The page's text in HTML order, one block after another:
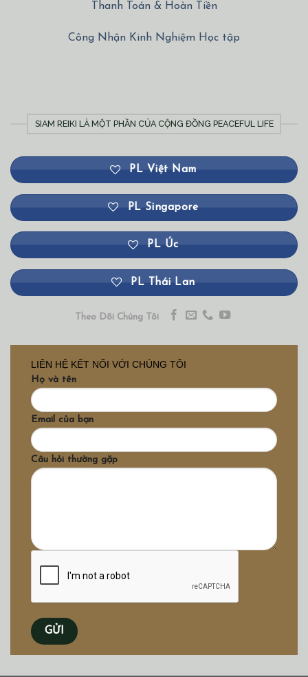
Thanh Toán & Hoàn Tiền
Công Nhận Kinh Nghiệm Học tập
SIAM REIKI LÀ MỘT PHẦN CỦA CỘNG ĐỒNG PEACEFUL LIFE
PL Việt Nam
PL Singapore
PL Úc
PL Thái Lan
Theo Dõi Chúng Tôi
LIÊN HỆ KẾT NỐI VỚI CHÚNG TÔI
Họ và tên
Email của bạn
Câu hỏi thường gặp